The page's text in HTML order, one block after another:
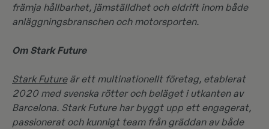
främja hållbarhet, jämställdhet och eldrift inom både
anläggningsbranschen och motorsporten.
Om Stark Future
Stark Futureär ett multinationellt företag, etablerat
2020 med svenska rötter och beläget i utkanten av
Barcelona. Stark Future har byggt upp ett engagerat,
passionerat och kunnigt team från gräddan av både